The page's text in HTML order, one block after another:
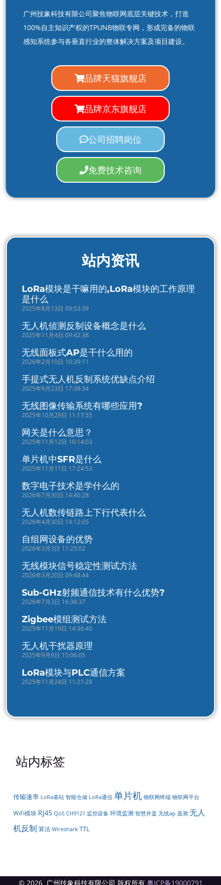
广州技象科技有限公司聚焦物联网底层关键技术，打造
100%自主知识产权的TPUNB物联专网，形成完备的物联
感知系统参与各垂直行业的整体解决方案及项目建设。
品牌天猫旗舰店
品牌京东旗舰店
公司招聘岗位
免费技术咨询
站内资讯
LoRa模块是干嘛用的,LoRa模块的工作原理
是什么
2025年8月13日 09:53:39
无人机侦测反制设备概念是什么
2025年11月4日 09:42:38
无线面板式AP是干什么用的
2026年2月10日 10:39:11
手提式无人机反制系统优缺点介绍
2025年9月23日 17:38:34
无线图像传输系统有哪些应用?
2025年10月29日 11:17:55
网关是什么意思？
2025年11月12日 10:14:03
单片机中SFR是什么
2025年11月11日 17:24:53
数字电子技术是学什么的
2026年7月30日 14:40:28
无人机数传链路上下行代表什么
2026年4月30日 14:12:05
自组网设备的优势
2026年3月3日 11:25:02
无线模块信号稳定性测试方法
2026年3月20日 09:48:44
Sub-GHz射频通信技术有什么优势?
2026年7月3日 16:38:37
Zigbee模组测试方法
2025年11月19日 14:36:40
无人机干扰器原理
2025年9月9日 15:06:05
LoRa模块与PLC通信方案
2025年11月24日 11:21:28
站内标签
传输速率 LoRa基站 智能仓储 LoRa通信 单片机 物联网终端 物联网平台
WiFi模块 RJ45 QoS CH9121 监控设备 环境监测 智慧井盖 无线ap 遥测 无人
机反制 算法 Wireshark TTL
© 2026 广州技象科技有限公司 版权所有 粤ICP备19000791